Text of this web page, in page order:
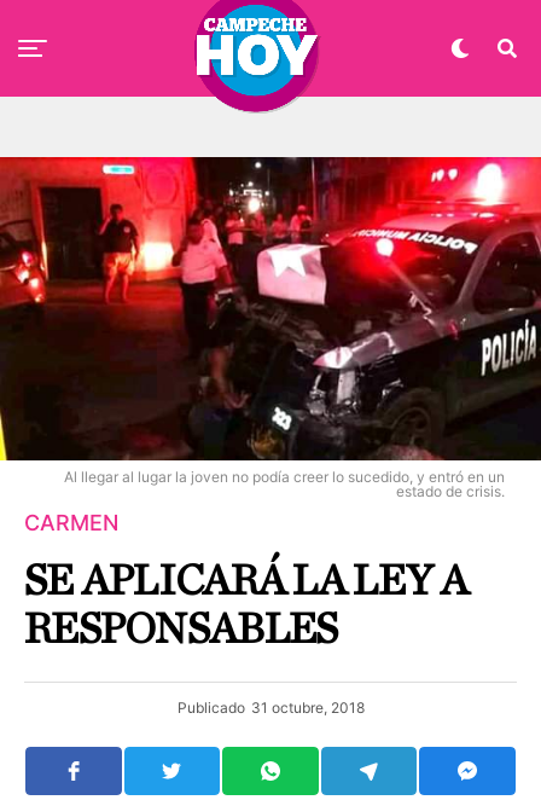
Al llegar al lugar la joven no podía creer lo sucedido, y entró en un
estado de crisis.
CARMEN
SE APLICARÁ LA LEY A
RESPONSABLES
Publicado 31 octubre, 2018